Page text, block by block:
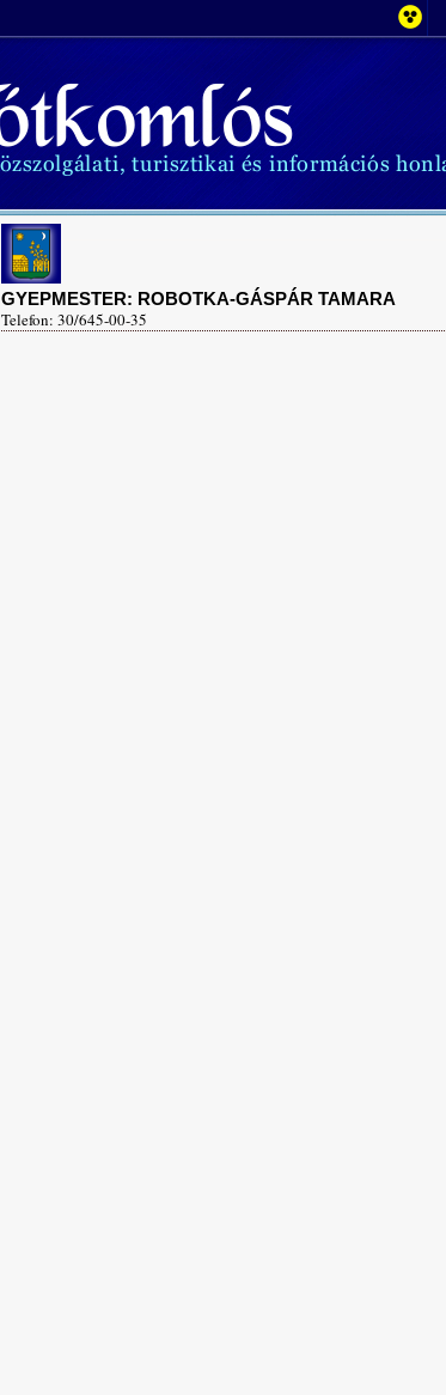
GYEPMESTER: ROBOTKA-GÁSPÁR TAMARA
Telefon: 30/645-00-35